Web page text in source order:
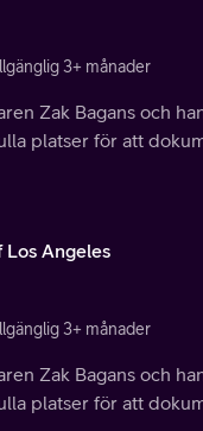
3+ månader
Zak Bagans och
platser för att
Los Angeles
3+ månader
Zak Bagans och
platser för att